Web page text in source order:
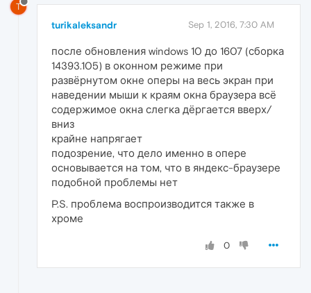
T
turikaleksandr Sep 1, 2016, 7:30 AM
после обновления windows 10 до 1607 (сборка
14393.105) в оконном режиме при
развёрнутом окне оперы на весь экран при
наведении мыши к краям окна браузера всё
содержимое окна слегка дёргается вверх/
вниз
крайне напрягает
подозрение, что дело именно в опере
основывается на том, что в яндекс-браузере
подобной проблемы нет
P.S. проблема воспроизводится также в
хроме
0